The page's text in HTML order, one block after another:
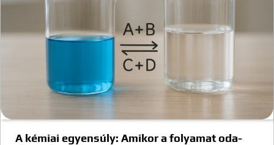
A kémiai egyensúly: Amikor a folyamat oda-